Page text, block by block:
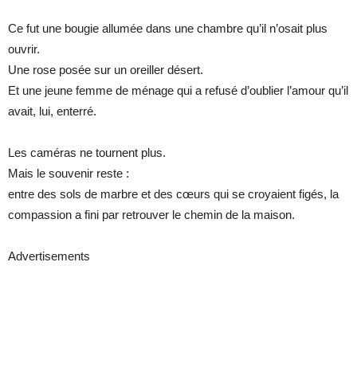
Ce fut une bougie allumée dans une chambre qu’il n’osait plus
ouvrir.
Une rose posée sur un oreiller désert.
Et une jeune femme de ménage qui a refusé d’oublier l’amour qu’il
avait, lui, enterré.
Les caméras ne tournent plus.
Mais le souvenir reste :
entre des sols de marbre et des cœurs qui se croyaient figés, la
compassion a fini par retrouver le chemin de la maison.
Advertisements